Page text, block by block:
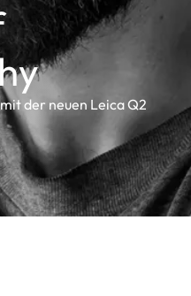
der neuen Leica Q2